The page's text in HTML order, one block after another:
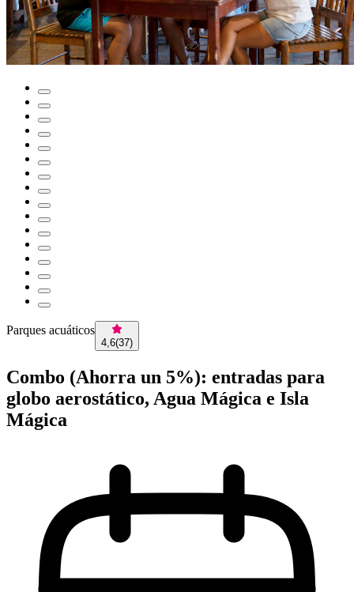
Parques acuáticos
4,6(37)
Combo (Ahorra un 5%): entradas para
globo aerostático, Agua Mágica e Isla
Mágica